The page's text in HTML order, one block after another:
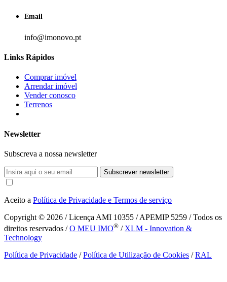
Email
info@imonovo.pt
Links Rápidos
Comprar imóvel
Arrendar imóvel
Vender conosco
Terrenos
Newsletter
Subscreva a nossa newsletter
Subscrever newsletter
Aceito a Política de Privacidade e Termos de serviço
Copyright © 2026 / Licença AMI 10355 / APEMIP 5259 / Todos os
direitos reservados /O MEU IMO® / XLM - Innovation &
Technology
Política de Privacidade /Política de Utilização de Cookies /RAL